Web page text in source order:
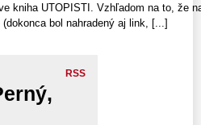
kniha UTOPISTI. Vzhľadom na to, že
(dokonca bol nahradený aj link, [...]
RSS